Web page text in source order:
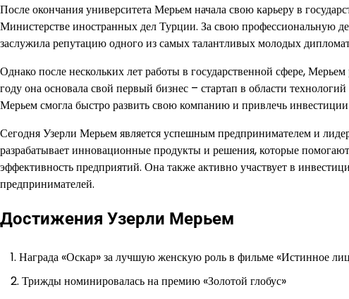
После окончания университета Мерьем начала свою карьеру в
Министерстве иностранных дел Турции. За свою профессиональную
заслужила репутацию одного из самых талантливых молодых
Однако после нескольких лет работы в государственной сфере,
году она основала свой первый бизнес – стартап в области
Мерьем смогла быстро развить свою компанию и привлечь
Сегодня Узерли Мерьем является успешным предпринимателем и
разрабатывает инновационные продукты и решения, которые
эффективность предприятий. Она также активно участвует в
предпринимателей.
Достижения Узерли Мерьем
Награда «Оскар» за лучшую женскую роль в фильме «Истинное
Трижды номинировалась на премию «Золотой глобус»